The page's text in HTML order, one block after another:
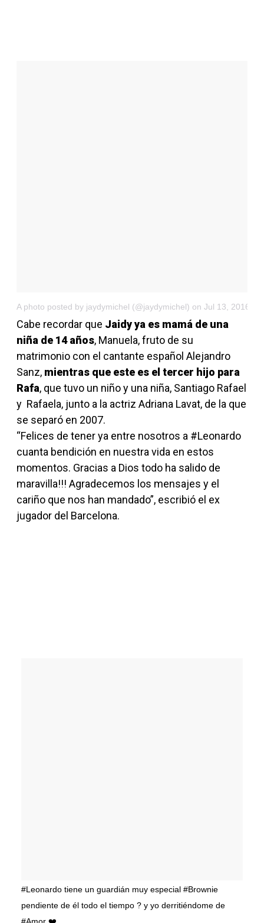
A photo posted by jaydymichel (@jaydymichel) on Jul 13, 2016 at
Cabe recordar que Jaidy ya es mamá de una
niña de 14 años, Manuela, fruto de su
matrimonio con el cantante español Alejandro
Sanz, mientras que este es el tercer hijo para
Rafa, que tuvo un niño y una niña, Santiago Rafael
y Rafaela, junto a la actriz Adriana Lavat, de la que
se separó en 2007.
“Felices de tener ya entre nosotros a #Leonardo
cuanta bendición en nuestra vida en estos
momentos. Gracias a Dios todo ha salido de
maravilla!!! Agradecemos los mensajes y el
cariño que nos han mandado”, escribió el ex
jugador del Barcelona.
#Leonardo tiene un guardián muy especial #Brownie
pendiente de él todo el tiempo ? y yo derritiéndome de